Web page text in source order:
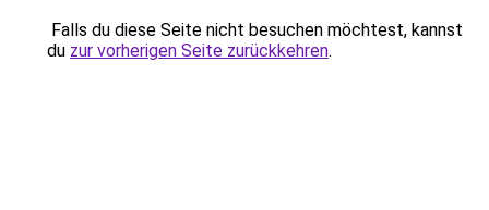
Falls du diese Seite nicht besuchen möchtest, kannst
du zur vorherigen Seite zurückkehren.